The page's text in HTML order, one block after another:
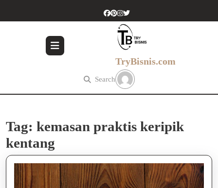
TryBisnis.com
Search
Tag: kemasan praktis keripik
kentang